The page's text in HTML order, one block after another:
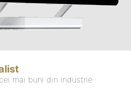
mai buni din industrie